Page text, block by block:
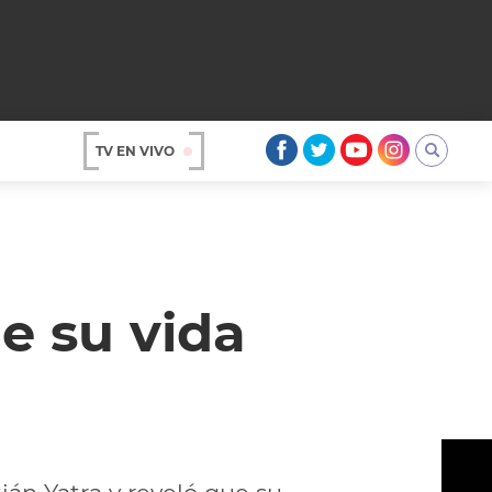
TV EN VIVO
su vida